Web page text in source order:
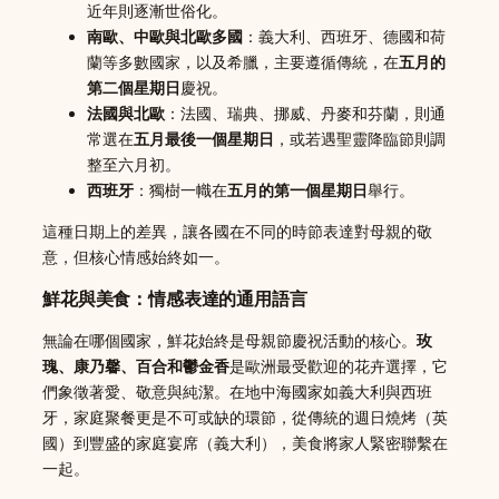
近年則逐漸世俗化。
南歐、中歐與北歐多國 ：義大利、西班牙、德國和荷
蘭等多數國家，以及希臘，主要遵循傳統，在五月的
第二個星期日慶祝。
法國與北歐 ：法國、瑞典、挪威、丹麥和芬蘭，則通
常選在五月最後一個星期日 ，或若遇聖靈降臨節則調
整至六月初。
西班牙 ：獨樹一幟在五月的第一個星期日舉行。
這種日期上的差異，讓各國在不同的時節表達對母親的敬
意，但核心情感始終如一。
鮮花與美食：情感表達的通用語言
無論在哪個國家，鮮花始終是母親節慶祝活動的核心。 玫
瑰、康乃馨、百合和鬱金香是歐洲最受歡迎的花卉選擇，它
們象徵著愛、敬意與純潔。在地中海國家如義大利與西班
牙，家庭聚餐更是不可或缺的環節，從傳統的週日燒烤（英
國）到豐盛的家庭宴席（義大利），美食將家人緊密聯繫在
一起。